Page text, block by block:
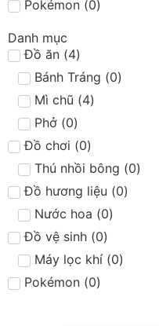
Pokémon (0)
Danh mục
Đồ ăn (4)
Bánh Tráng (0)
Mì chũ (4)
Phở (0)
Đồ chơi (0)
Thú nhồi bông (0)
Đồ hương liệu (0)
Nước hoa (0)
Đồ vệ sinh (0)
Máy lọc khí (0)
Pokémon (0)